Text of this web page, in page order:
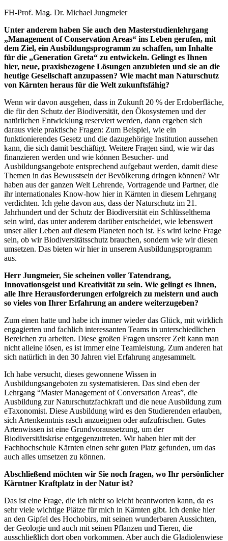
FH-Prof. Mag. Dr. Michael Jungmeier
Unter anderem haben Sie auch den Masterstudienlehrgang
„Management of Conservation Areas“ ins Leben gerufen, mit
dem Ziel, ein Ausbildungsprogramm zu schaffen, um Inhalte
für die „Generation Greta“ zu entwickeln. Gelingt es Ihnen
hier, neue, praxisbezogene Lösungen anzubieten und sie an die
heutige Gesellschaft anzupassen? Wie macht man Naturschutz
von Kärnten heraus für die Welt zukunftsfähig?
Wenn wir davon ausgehen, dass in Zukunft 20 % der Erdoberfläche,
die für den Schutz der Biodiversität, den Ökosystemen und der
natürlichen Entwicklung reserviert werden, dann ergeben sich
daraus viele praktische Fragen: Zum Beispiel, wie ein
funktionierendes Gesetz und die dazugehörige Institution aussehen
kann, die sich damit beschäftigt. Weitere Fragen sind, wie wir das
finanzieren werden und wie können Besucher- und
Ausbildungsangebote entsprechend aufgebaut werden, damit diese
Themen in das Bewusstsein der Bevölkerung dringen können? Wir
haben aus der ganzen Welt Lehrende, Vortragende und Partner, die
ihr internationales Know-how hier in Kärnten in diesem Lehrgang
verdichten. Ich gehe davon aus, dass der Naturschutz im 21.
Jahrhundert und der Schutz der Biodiversität ein Schlüsselthema
sein wird, das unter anderem darüber entscheidet, wie lebenswert
unser aller Leben auf diesem Planeten noch ist. Es wird keine Frage
sein, ob wir Biodiversitätsschutz brauchen, sondern wie wir diesen
umsetzen. Das bieten wir hier in unserem Ausbildungsprogramm
aus.
Herr Jungmeier, Sie scheinen voller Tatendrang,
Innovationsgeist und Kreativität zu sein. Wie gelingt es Ihnen,
alle Ihre Herausforderungen erfolgreich zu meistern und auch
so vieles von Ihrer Erfahrung an andere weiterzugeben?
Zum einen hatte und habe ich immer wieder das Glück, mit wirklich
engagierten und fachlich interessanten Teams in unterschiedlichen
Bereichen zu arbeiten. Diese großen Fragen unserer Zeit kann man
nicht alleine lösen, es ist immer eine Teamleistung. Zum anderen hat
sich natürlich in den 30 Jahren viel Erfahrung angesammelt.
Ich habe versucht, dieses gewonnene Wissen in
Ausbildungsangeboten zu systematisieren. Das sind eben der
Lehrgang “Master Management of Conversation Areas”, die
Ausbildung zur Naturschutzfachkraft und die neue Ausbildung zum
eTaxonomist. Diese Ausbildung wird es den Studierenden erlauben,
sich Artenkenntnis rasch anzueignen oder aufzufrischen. Gutes
Artenwissen ist eine Grundvoraussetzung, um der
Biodiversitätskrise entgegenzutreten. Wir haben hier mit der
Fachhochschule Kärnten einen sehr guten Platz gefunden, um das
auch alles umsetzen zu können.
Abschließend möchten wir Sie noch fragen, wo Ihr persönlicher
Kärntner Kraftplatz in der Natur ist?
Das ist eine Frage, die ich nicht so leicht beantworten kann, da es
sehr viele wichtige Plätze für mich in Kärnten gibt. Ich denke hier
an den Gipfel des Hochobirs, mit seinen wunderbaren Aussichten,
der Geologie und auch mit seinen Pflanzen und Tieren, die
ausschließlich dort oben vorkommen. Aber auch die Gladiolenwiese